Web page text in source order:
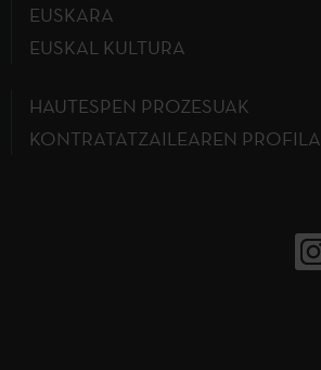
EUSKARA
EUSKAL KULTURA
HAUTESPEN PROZESUAK
KONTRATATZAILEAREN PROFILA